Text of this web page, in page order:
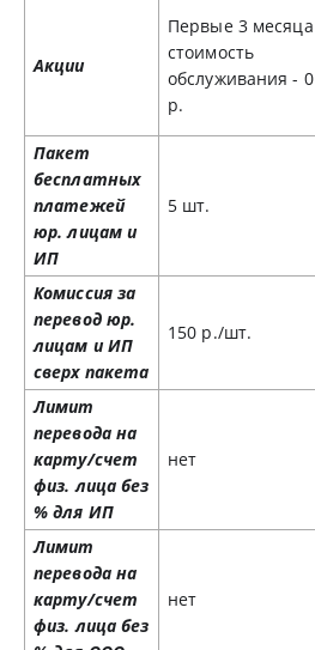
Акции
Первые 3 месяца
стоимость
обслуживания - 0
р.
Пакет
бесплатных
платежей
юр. лицам и
ИП
5 шт.
Комиссия за
перевод юр.
лицам и ИП
сверх пакета
150 р./шт.
Лимит
перевода на
карту/счет
физ. лица без
% для ИП
нет
Лимит
перевода на
карту/счет
физ. лица без
нет